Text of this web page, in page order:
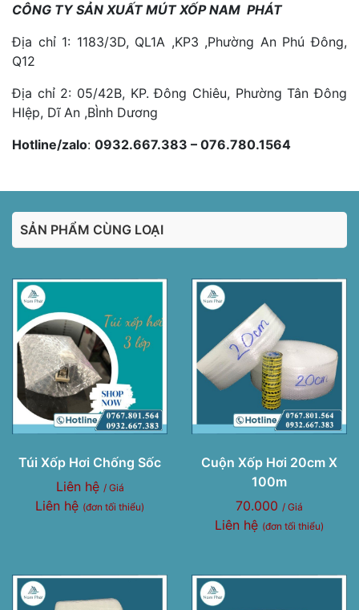
CÔNG TY SẢN XUẤT MÚT XỐP NAM PHÁT
Địa chỉ 1: 1183/3D, QL1A ,KP3 ,Phường An Phú Đông,
Q12
Địa chỉ 2: 05/42B, KP. Đông Chiêu, Phường Tân Đông
HIệp, Dĩ An ,BÌnh Dương
Hotline/zalo: 0932.667.383 – 076.780.1564
SẢN PHẨM CÙNG LOẠI
Túi Xốp Hơi Chống Sốc
Liên hệ / Giá
Liên hệ (đơn tối thiểu)
Cuộn Xốp Hơi 20cm X
100m
70.000 / Giá
Liên hệ (đơn tối thiểu)